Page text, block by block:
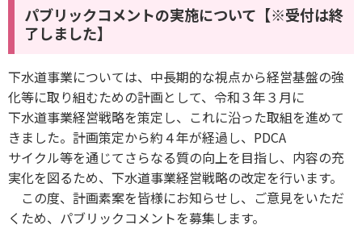
パブリックコメントの実施について【※受付は終
了しました】
下水道事業については、中長期的な視点から経営基盤の強
化等に取り組むための計画として、令和３年３月に
下水道事業経営戦略を策定し、これに沿った取組を進めて
きました。計画策定から約４年が経過し、PDCA
サイクル等を通じてさらなる質の向上を目指し、内容の充
実化を図るため、下水道事業経営戦略の改定を行います。
この度、計画素案を皆様にお知らせし、ご意見をいただ
くため、パブリックコメントを募集します。